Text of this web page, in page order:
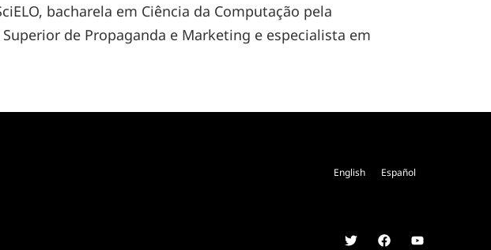
bacharela em Ciência da Computação pela
de Propaganda e Marketing e especialista em
English Español